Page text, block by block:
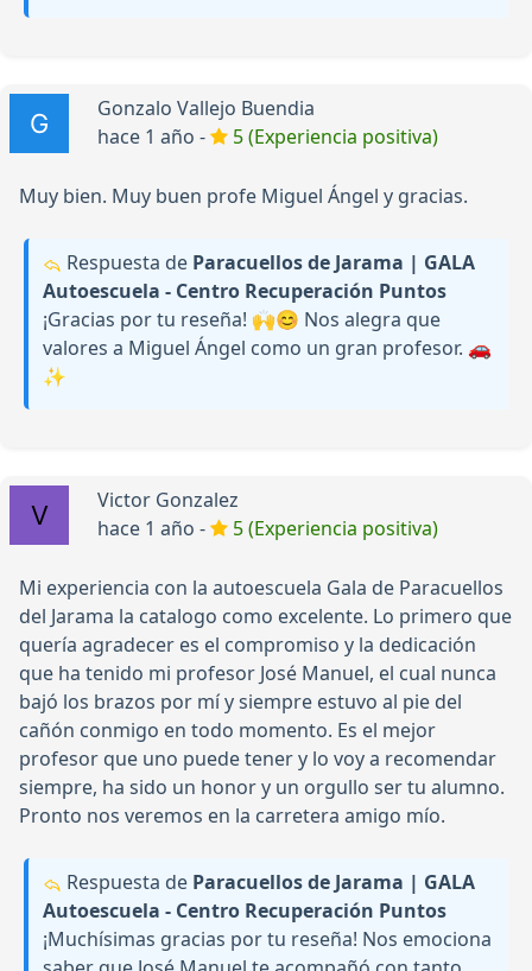
Gonzalo Vallejo Buendia
hace 1 año -
5 (Experiencia positiva)
Muy bien. Muy buen profe Miguel Ángel y gracias.
Respuesta de Paracuellos de Jarama | GALA
Autoescuela - Centro Recuperación Puntos
¡Gracias por tu reseña! 🙌😊 Nos alegra que
valores a Miguel Ángel como un gran profesor. 🚗
✨
Victor Gonzalez
hace 1 año -
5 (Experiencia positiva)
Mi experiencia con la autoescuela Gala de Paracuellos
del Jarama la catalogo como excelente. Lo primero que
quería agradecer es el compromiso y la dedicación
que ha tenido mi profesor José Manuel, el cual nunca
bajó los brazos por mí y siempre estuvo al pie del
cañón conmigo en todo momento. Es el mejor
profesor que uno puede tener y lo voy a recomendar
siempre, ha sido un honor y un orgullo ser tu alumno.
Pronto nos veremos en la carretera amigo mío.
Respuesta de Paracuellos de Jarama | GALA
Autoescuela - Centro Recuperación Puntos
¡Muchísimas gracias por tu reseña! Nos emociona